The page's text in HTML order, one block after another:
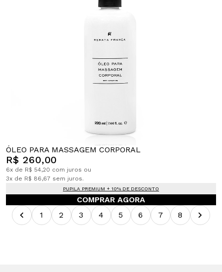
ÓLEO PARA MASSAGEM CORPORAL
R$ 260,00
6x de R$ 54,20 com juros ou
3x de R$ 86,67 sem juros.
PUPILA PREMIUM + 10% DE DESCONTO
COMPRAR AGORA
1
2 3 4 5 6 7 8